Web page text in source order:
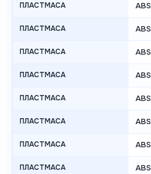
ПЛАСТМАСА ABS
ПЛАСТМАСА ABS
ПЛАСТМАСА ABS
ПЛАСТМАСА ABS
ПЛАСТМАСА ABS
ПЛАСТМАСА ABS
ПЛАСТМАСА ABS
ПЛАСТМАСА ABS